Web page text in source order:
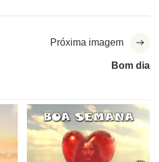
Próxima imagem
Bom dia